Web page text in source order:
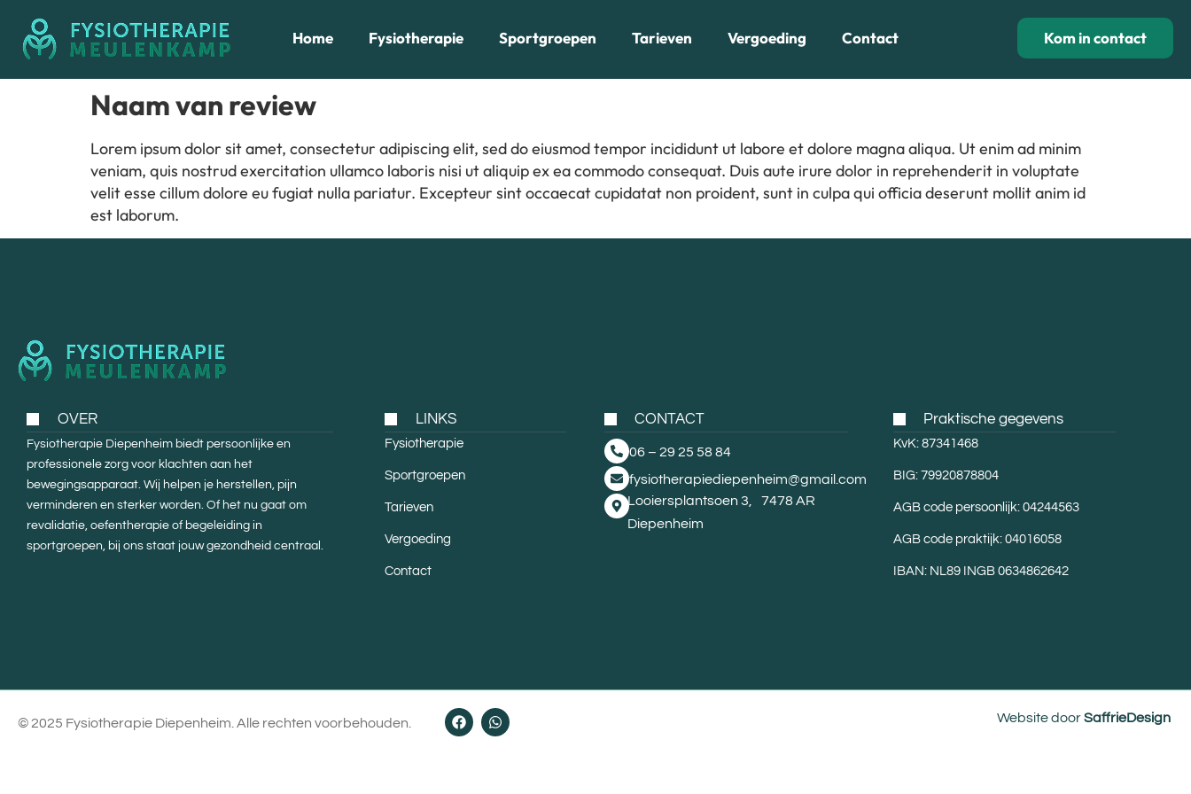
Home Fysiotherapie Sportgroepen Tarieven Vergoeding Contact Kom in contact
Naam van review
Lorem ipsum dolor sit amet, consectetur adipiscing elit, sed do eiusmod tempor incididunt ut labore et dolore magna aliqua. Ut enim ad minim
veniam, quis nostrud exercitation ullamco laboris nisi ut aliquip ex ea commodo consequat. Duis aute irure dolor in reprehenderit in voluptate
velit esse cillum dolore eu fugiat nulla pariatur. Excepteur sint occaecat cupidatat non proident, sunt in culpa qui officia deserunt mollit anim id
est laborum.
OVER
Fysiotherapie Diepenheim biedt persoonlijke en
professionele zorg voor klachten aan het
bewegingsapparaat. Wij helpen je herstellen, pijn
verminderen en sterker worden. Of het nu gaat om
revalidatie, oefentherapie of begeleiding in
sportgroepen, bij ons staat jouw gezondheid centraal.
LINKS
Fysiotherapie
Sportgroepen
Tarieven
Vergoeding
Contact
CONTACT
06 – 29 25 58 84
fysiotherapiediepenheim@gmail.com
Looiersplantsoen 3, 7478 AR
Diepenheim
Praktische gegevens
KvK: 87341468
BIG: 79920878804
AGB code persoonlijk: 04244563
AGB code praktijk: 04016058
IBAN: NL89 INGB 0634862642
© 2025 Fysiotherapie Diepenheim. Alle rechten voorbehouden. Website doorSaffrieDesign